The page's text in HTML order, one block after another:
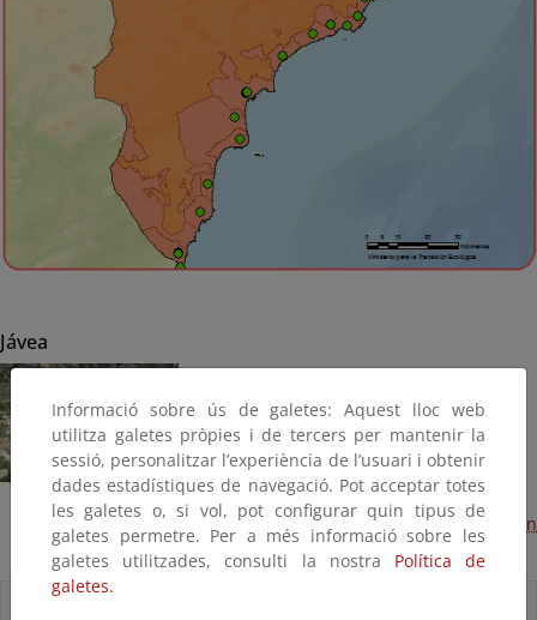
Jávea
Obras de emergencia por desprendimiento de taludes en
cala de la Granadella (Terminado, 2015)
Informació sobre ús de galetes: Aquest lloc web
utilitza galetes pròpies i de tercers per mantenir la
sessió, personalitzar l’experiència de l’usuari i obtenir
dades estadístiques de navegació. Pot acceptar totes
les galetes o, si vol, pot configurar quin tipus de
galetes permetre. Per a més informació sobre les
galetes utilitzades, consulti la nostra Política de
galetes.